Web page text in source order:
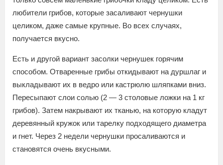
любители грибов, которые засаливают чернушки
целиком, даже самые крупные. Во всех случаях,
получается вкусно.
Есть и другой вариант засолки чернушек горячим
способом. Отваренные грибы откидывают на дуршлаг и
выкладывают их в ведро или кастрюлю шляпками вниз.
Пересыпают слои солью (2 — 3 столовые ложки на 1 кг
грибов). Затем накрывают их тканью, на которую кладут
деревянный кружок или тарелку подходящего диаметра
и гнет. Через 2 недели чернушки просаливаются и
становятся очень вкусными.